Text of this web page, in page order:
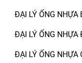
ĐẠI LÝ ỐNG NHỰA
ĐẠI LÝ ỐNG NHỰA
ĐẠI LÝ ỐNG NHỰA